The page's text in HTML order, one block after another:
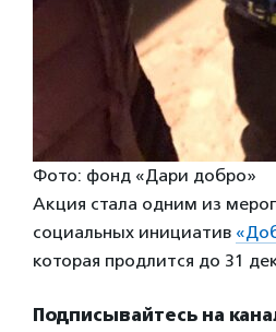
Фото: фонд «Дари добро»
Акция стала одним из
социальных инициатив
которая продлится до 31
Подписывайтесь на